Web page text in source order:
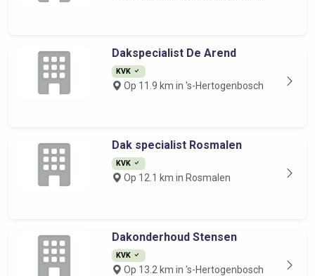
Dakspecialist De Arend
KVK
Op 11.9 km in 's-Hertogenbosch
Dak specialist Rosmalen
KVK
Op 12.1 km in Rosmalen
Dakonderhoud Stensen
KVK
Op 13.2 km in 's-Hertogenbosch